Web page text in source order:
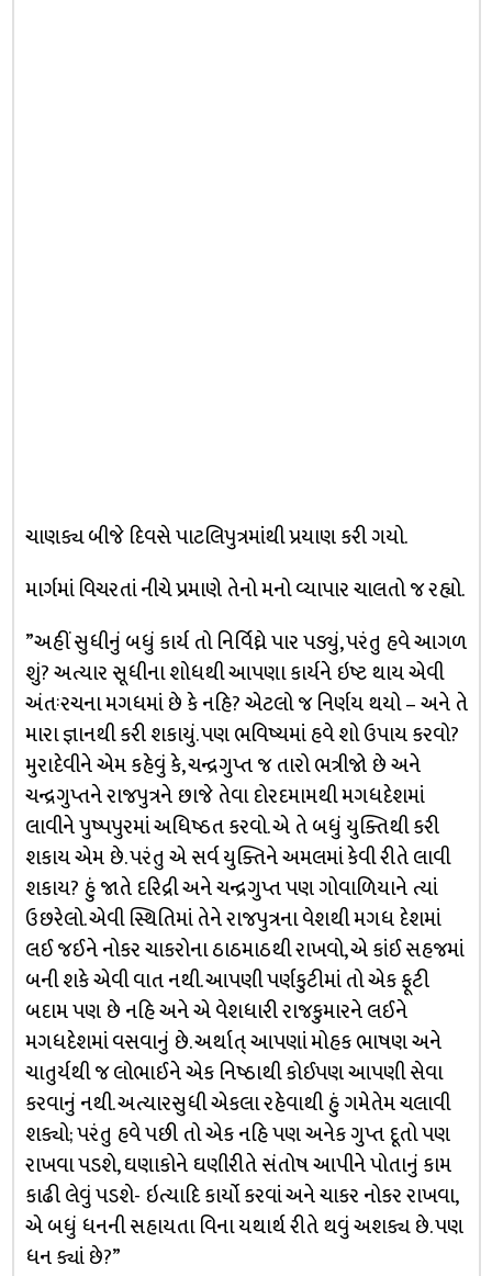
ચાણક્ય બીજે દિવસે પાટલિપુત્રમાંથી પ્રયાણ કરી ગયો.
માર્ગમાં વિચરતાં નીચે પ્રમાણે તેનો મનો વ્યાપાર ચાલતો જ રહ્યો.
”અહીં સુધીનું બધું કાર્ય તો નિર્વિઘ્ને પાર પડ્યું, પરંતુ હવે આગળ
શું? અત્યાર સૂધીના શોધથી આપણા કાર્યને ઇષ્ટ થાય એવી
અંતઃરચના મગધમાં છે કે નહિ? એટલો જ નિર્ણય થયો – અને તે
મારા જ્ઞાનથી કરી શકાયું. પણ ભવિષ્યમાં હવે શો ઉપાય કરવો?
મુરાદેવીને એમ કહેવું કે, ચન્દ્રગુપ્ત જ તારો ભત્રીજો છે અને
ચન્દ્રગુપ્તને રાજપુત્રને છાજે તેવા દોરદમામથી મગધદેશમાં
લાવીને પુષ્પપુરમાં અધિષ્ઠત કરવો. એ તે બધું યુક્તિથી કરી
શકાય એમ છે. પરંતુ એ સર્વ યુક્તિને અમલમાં કેવી રીતે લાવી
શકાય? હું જાતે દરિદ્રી અને ચન્દ્રગુપ્ત પણ ગોવાળિયાને ત્યાં
ઉછરેલો. એવી સ્થિતિમાં તેને રાજપુત્રના વેશથી મગધ દેશમાં
લઈ જઈને નોકર ચાકરોના ઠાઠમાઠથી રાખવો, એ કાંઈ સહજમાં
બની શકે એવી વાત નથી. આપણી પર્ણકુટીમાં તો એક ફૂટી
બદામ પણ છે નહિ અને એ વેશધારી રાજકુમારને લઈને
મગધદેશમાં વસવાનું છે. અર્થાત્ આપણાં મોહક ભાષણ અને
ચાતુર્યથી જ લોભાઈને એક નિષ્ઠાથી કોઈપણ આપણી સેવા
કરવાનું નથી. અત્યારસુધી એકલા રહેવાથી હું ગમેતેમ ચલાવી
શક્યો; પરંતુ હવે પછી તો એક નહિ પણ અનેક ગુપ્ત દૂતો પણ
રાખવા પડશે, ઘણાકોને ઘણીરીતે સંતોષ આપીને પોતાનું કામ
કાઢી લેવું પડશે- ઇત્યાદિ કાર્યો કરવાં અને ચાકર નોકર રાખવા,
એ બધું ધનની સહાયતા વિના યથાર્થ રીતે થવું અશક્ય છે. પણ
ધન ક્યાં છે?”